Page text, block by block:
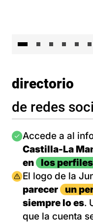
directorio
de redes
Imagen
Accede a al
Castilla-La
en
los
Imagen
El logo de la
parecer
un
siempre lo es.
que la cuenta